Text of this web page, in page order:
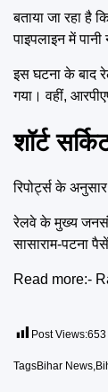
बताया जा रहा है
पाइपलाइन में
इस घटना के बाद
गया। वहीं,
शॉर्ट
रिपोर्ट्स के
रेलवे के मुख्य
सासाराम-पटना
Read more:-
Post Views:653
TagsBihar News,